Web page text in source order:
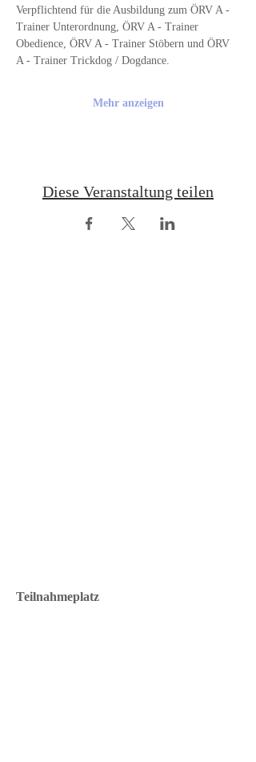
Verpflichtend für die Ausbildung zum ÖRV A -
Trainer Unterordnung, ÖRV A - Trainer
Obedience, ÖRV A - Trainer Stöbern und ÖRV
A - Trainer Trickdog / Dogdance.
Mehr anzeigen
Diese Veranstaltung teilen
Teilnahmeplatz